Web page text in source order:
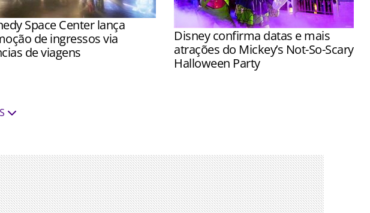
Space Center lança
de ingressos via
de viagens
Disney confirma datas e mais
atrações do Mickey’s Not-So-Scary
Halloween Party